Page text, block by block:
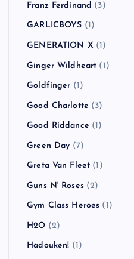
Franz Ferdinand (3)
GARLICBOYS (1)
GENERATION X (1)
Ginger Wildheart (1)
Goldfinger (1)
Good Charlotte (3)
Good Riddance (1)
Green Day (7)
Greta Van Fleet (1)
Guns N' Roses(2)
Gym Class Heroes (1)
H2O (2)
Hadouken! (1)